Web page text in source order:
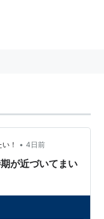
！ • 4日前
が近づいてまい